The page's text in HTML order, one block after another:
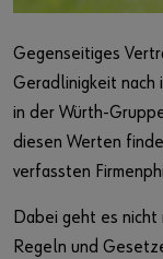
Sie möchten
Funktionen des
Verkauf nur an
Verantwortung
Kontakt
Gegenseitiges
Geradlinigkeit nach
in der Würth-
diesen Werten
verfassten
Dabei geht es
Regeln und